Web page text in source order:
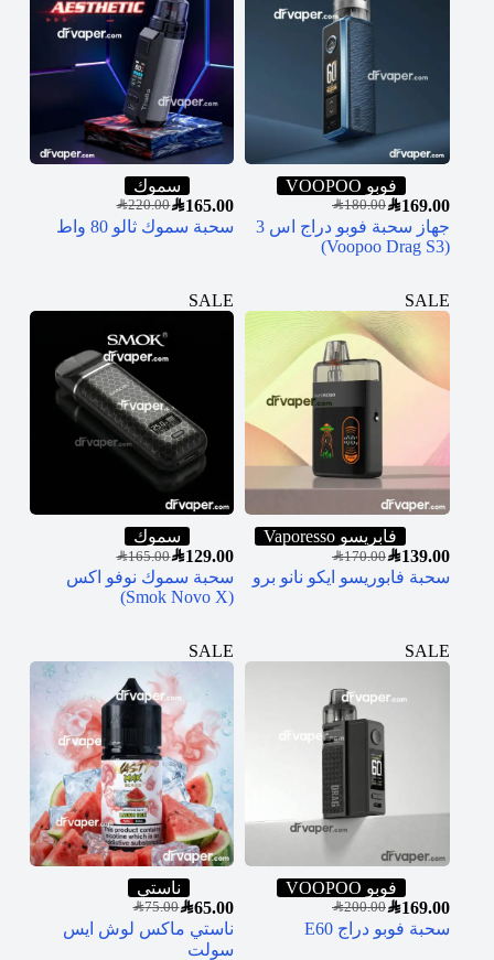
فوبو VOOPOO
SAR180.00SAR169.00
جهاز سحبة فوبو دراج اس 3
(Voopoo Drag S3)
سموك
SAR220.00SAR165.00
سحبة سموك ثالو 80 واط
SALE
فابريسو Vaporesso
SAR170.00SAR139.00
سحبة فابوريسو ايكو نانو برو
SALE
سموك
SAR165.00SAR129.00
سحبة سموك نوفو اكس
(Smok Novo X)
SALE
فوبو VOOPOO
SAR200.00SAR169.00
سحبة فوبو دراج E60
SALE
ناستي
SAR75.00SAR65.00
ناستي ماكس لوش ايس
سولت